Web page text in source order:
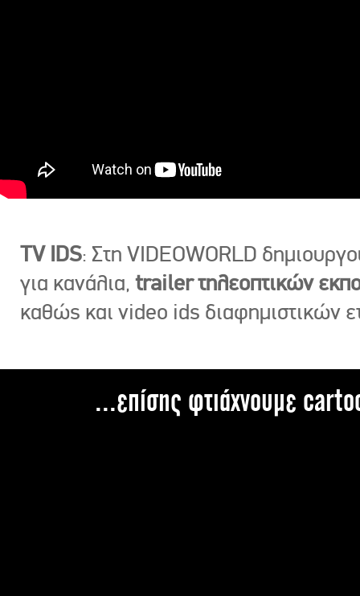
TV IDS: Στη VIDEOWORLD
για κανάλια, trailer τηλεοπτικών
καθώς και video ids διαφημιστικών
...επίσης φτιάχνουμε